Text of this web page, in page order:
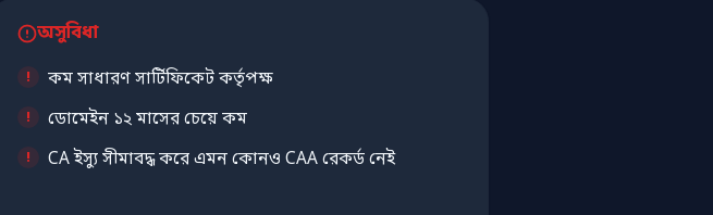
অসুবিধা
কম সাধারণ সার্টিফিকেট কর্তৃপক্ষ
ডোমেইন ১২ মাসের চেয়ে কম
CA ইস্যু সীমাবদ্ধ করে এমন কোনও CAA রেকর্ড নেই